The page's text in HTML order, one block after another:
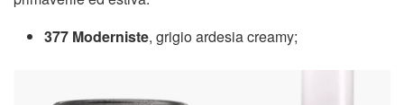
377 Moderniste, grigio ardesia creamy;